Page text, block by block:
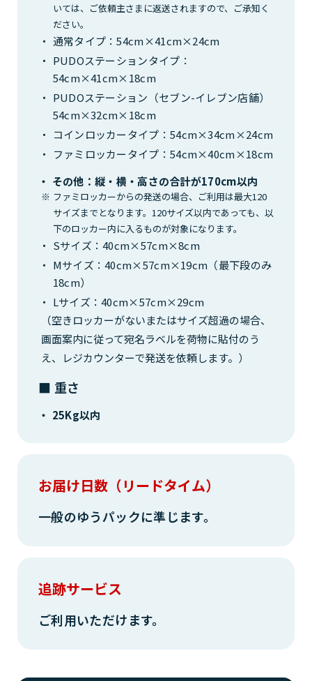
いては、ご依頼主さまに返送されますので、ご承知く
ださい。
通常タイプ：54cm×41cm×24cm
PUDOステーションタイプ：
54cm×41cm×18cm
PUDOステーション（セブン-イレブン店舗）
54cm×32cm×18cm
コインロッカータイプ：54cm×34cm×24cm
ファミロッカータイプ：54cm×40cm×18cm
その他：縦・横・高さの合計が170cm以内
ファミロッカーからの発送の場合、ご利用は最大120
サイズまでとなります。120サイズ以内であっても、以
下のロッカー内に入るものが対象になります。
Sサイズ：40cm×57cm×8cm
Mサイズ：40cm×57cm×19cm（最下段のみ
18cm）
Lサイズ：40cm×57cm×29cm
（空きロッカーがないまたはサイズ超過の場合、
画面案内に従って宛名ラベルを荷物に貼付のう
え、レジカウンターで発送を依頼します。）
■ 重さ
25Kg以内
お届け日数（リードタイム）
一般のゆうパックに準じます。
追跡サービス
ご利用いただけます。